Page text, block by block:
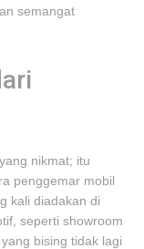
semangat
nikmat; itu
penggemar mobil
kali diadakan di
seperti showroom
bising tidak lagi